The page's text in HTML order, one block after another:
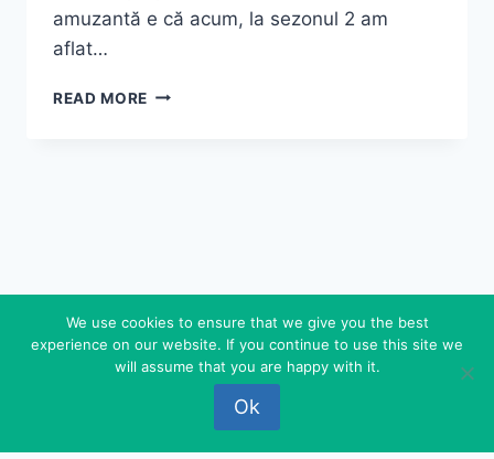
amuzantă e că acum, la sezonul 2 am
aflat…
READ MORE ROCHIE
© 2026 FEDEROVA - WordPress Theme by
Kadence WP
We use cookies to ensure that we give you the best
experience on our website. If you continue to use this site we
will assume that you are happy with it.
Ok